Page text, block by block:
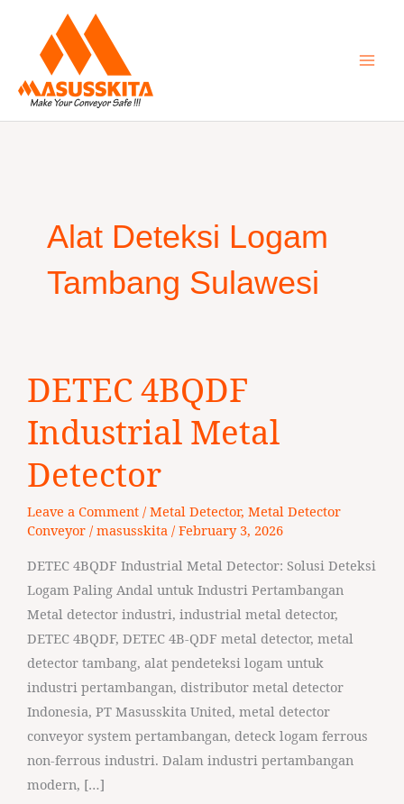
content
Alat Deteksi Logam
Tambang Sulawesi
DETEC 4BQDF
Industrial Metal
Detector
Leave a Comment / Metal Detector, Metal Detector
Conveyor/ masusskita / February 3, 2026
DETEC 4BQDF Industrial Metal Detector: Solusi Deteksi
Logam Paling Andal untuk Industri Pertambangan
Metal detector industri, industrial metal detector,
DETEC 4BQDF, DETEC 4B-QDF metal detector, metal
detector tambang, alat pendeteksi logam untuk
industri pertambangan, distributor metal detector
Indonesia, PT Masusskita United, metal detector
conveyor system pertambangan, deteck logam ferrous
non-ferrous industri. Dalam industri pertambangan
modern, […]
4BQDF
Metal